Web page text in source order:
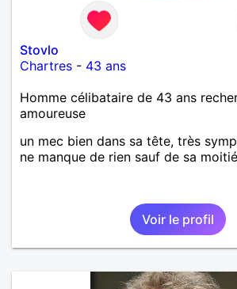
Stovlo
Chartres - 43 ans
Homme célibataire de 43 ans
amoureuse
un mec bien dans sa tête, très
ne manque de rien sauf de sa moitié
Voir le profil